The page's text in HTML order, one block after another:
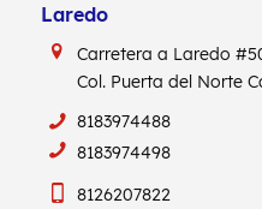
Laredo
Carretera a Laredo
Col. Puerta del Norte
8183974488
8183974498
8126207822